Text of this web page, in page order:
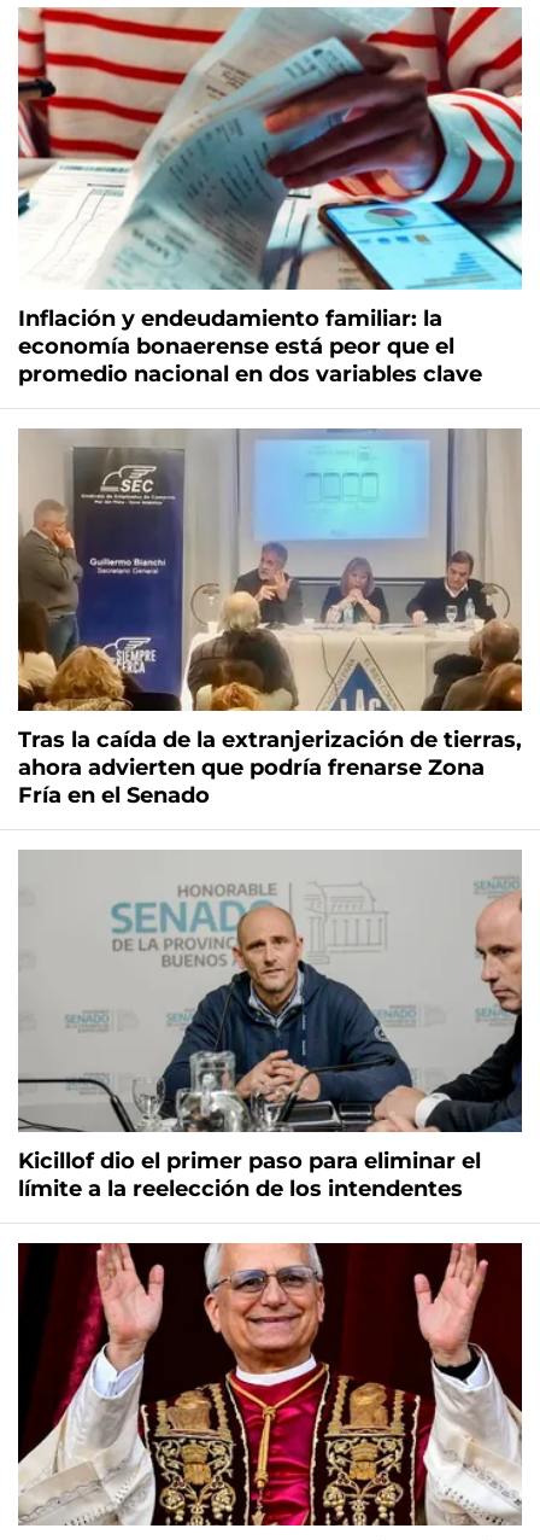
Inflación y endeudamiento familiar: la
economía bonaerense está peor que el
promedio nacional en dos variables clave
Tras la caída de la extranjerización de tierras,
ahora advierten que podría frenarse Zona
Fría en el Senado
Kicillof dio el primer paso para eliminar el
límite a la reelección de los intendentes